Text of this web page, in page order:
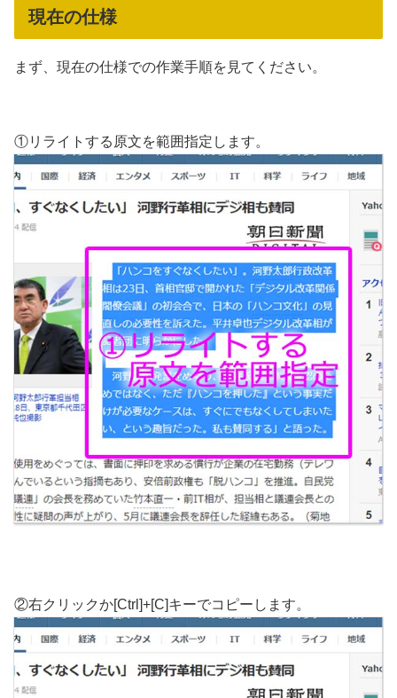
現在の仕様
まず、現在の仕様での作業手順を見てください。
①リライトする原文を範囲指定します。
②右クリックか[Ctrl]+[C]キーでコピーします。